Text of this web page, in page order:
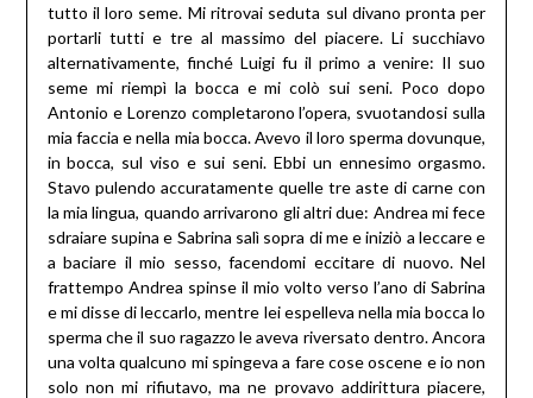
tutto il loro seme. Mi ritrovai seduta sul divano pronta per
portarli tutti e tre al massimo del piacere. Li succhiavo
alternativamente, finché Luigi fu il primo a venire: Il suo
seme mi riempì la bocca e mi colò sui seni. Poco dopo
Antonio e Lorenzo completarono l’opera, svuotandosi sulla
mia faccia e nella mia bocca. Avevo il loro sperma dovunque,
in bocca, sul viso e sui seni. Ebbi un ennesimo orgasmo.
Stavo pulendo accuratamente quelle tre aste di carne con
la mia lingua, quando arrivarono gli altri due: Andrea mi fece
sdraiare supina e Sabrina salì sopra di me e iniziò a leccare e
a baciare il mio sesso, facendomi eccitare di nuovo. Nel
frattempo Andrea spinse il mio volto verso l’ano di Sabrina
e mi disse di leccarlo, mentre lei espelleva nella mia bocca lo
sperma che il suo ragazzo le aveva riversato dentro. Ancora
una volta qualcuno mi spingeva a fare cose oscene e io non
solo non mi rifiutavo, ma ne provavo addirittura piacere,